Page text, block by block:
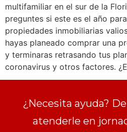
multifamiliar en el sur de la
preguntes si este es el año
propiedades inmobiliarias
hayas planeado comprar una
y terminaras retrasando tus
coronavirus y otros factores.
¿Necesita ayuda?
atenderle en